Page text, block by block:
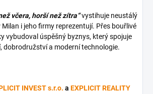
včera, horší než zítra“vystihuje neustálý
i jeho firmy reprezentují. Přes bouřlivé
vybudoval úspěšný byznys, který spojuje
dobrodružství a moderní technologie.
INVEST s.r.o. a EXPLICIT REALITY